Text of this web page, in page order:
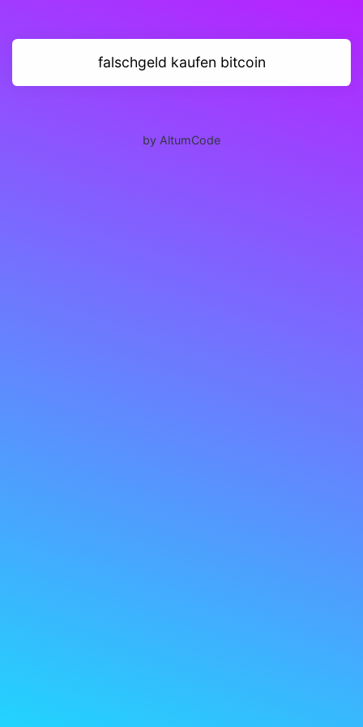
falschgeld kaufen bitcoin
by AltumCode